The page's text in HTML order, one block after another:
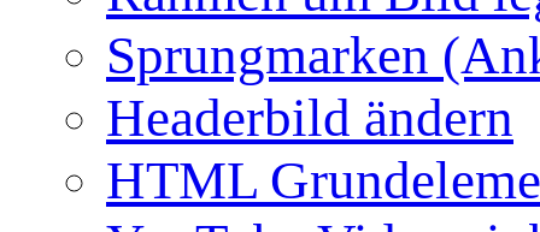
Sprungmarken
Headerbild ändern
HTML